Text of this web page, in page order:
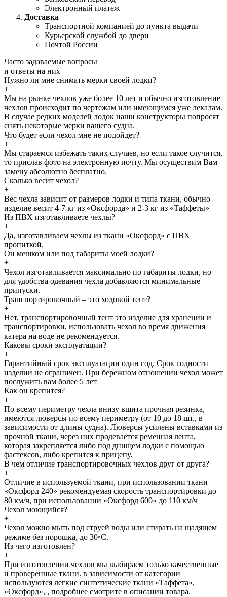
Электронный платеж
Доставка
Транспортной компанией до пункта выдачи
Курьерской службой до двери
Почтой России
Часто задаваемые вопросы
и ответы на них
Нужно ли мне снимать мерки своей лодки?
+
Мы на рынке чехлов уже более 10 лет и обычно изготовление
чехлов происходит по чертежам или имеющимся уже лекалам.
В случае редких моделей лодок наши конструкторы попросят
снять некоторые мерки вашего судна.
Что будет если чехол мне не подойдет?
+
Мы стараемся избежать таких случаев, но если такое случится,
то прислав фото на электронную почту. Мы осуществим Вам
замену абсолютно бесплатно.
Сколько весит чехол?
+
Вес чехла зависит от размеров лодки и типа ткани, обычно
изделие весит 4-7 кг из «Оксфорда» и 2-3 кг из «Таффеты»
Из ПВХ изготавливаете чехлы?
+
Да, изготавливаем чехлы из ткани «Оксфорд» с ПВХ
пропиткой.
Он мешком или под габариты моей лодки?
+
Чехол изготавливается максимально по габариты лодки, но
для удобства одевания чехла добавляются минимальные
припуски.
Транспортировочный – это ходовой тент?
+
Нет, транспортировочный тент это изделие для хранении и
транспортировки, использовать чехол во время движения
катера на воде не рекомендуется.
Каковы сроки эксплуатации?
+
Гарантийный срок эксплуатации один год. Срок годности
изделии не ограничен. При бережном отношении чехол может
послужить вам более 5 лет
Как он крепится?
+
По всему периметру чехла внизу вшита прочная резинка,
имеются люверсы по всему периметру (от 10 до 18 шт., в
зависимости от длины судна). Люверсы усилены вставками из
прочной ткани, через них продевается ременная лента,
которая закрепляется либо под днищем лодки с помощью
фастексов, либо крепится к прицепу.
В чем отличие транспортировочных чехлов друг от друга?
+
Отличие в используемой ткани, при использовании ткани
«Оксфорд 240» рекомендуемая скорость транспортировки до
80 км/ч, при использовании «Оксфорд 600» до 110 км/ч
Чехол моющийся?
+
Чехол можно мыть под струей воды или стирать на щадящем
режиме без порошка, до 30◦С.
Из чего изготовлен?
+
При изготовлении чехлов мы выбираем только качественные
и проверенные ткани. в зависимости от категории
используются легкие синтетические ткани «Таффета»,
«Оксфорд», , подробнее смотрите в описании товара.